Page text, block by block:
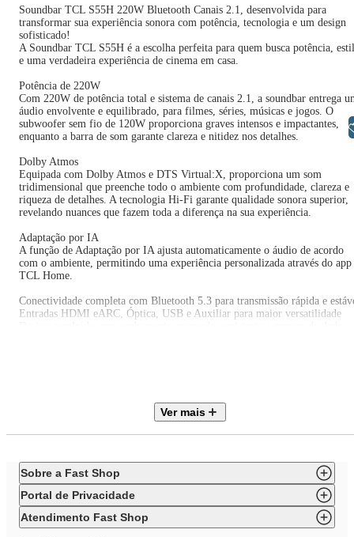
Soundbar TCL S55H 220W Bluetooth Canais 2.1, desenvolvida para
transformar sua experiência sonora com potência, tecnologia e um design
sofisticado!
A Soundbar TCL S55H é a escolha perfeita para quem busca potência,
e uma verdadeira experiência de cinema em casa.
Potência de 220W
Com 220W de potência total e sistema de canais 2.1, a soundbar entrega
áudio envolvente e equilibrado, para filmes, séries, músicas e jogos. O
subwoofer sem fio de 120W proporciona graves intensos e impactantes,
enquanto a barra de som garante clareza e nitidez nos detalhes.
Dolby Atmos
Equipada com Dolby Atmos e DTS Virtual:X, proporciona um som
tridimensional que preenche todo o ambiente com profundidade, clareza e
riqueza de detalhes. A tecnologia Hi-Fi garante qualidade sonora superior,
revelando nuances que fazem toda a diferença na sua experiência.
Adaptação por IA
A função de Adaptação por IA ajusta automaticamente o áudio de acordo
com o ambiente, permitindo uma experiência personalizada através do app
TCL Home.
Conectividade completa com Bluetooth 5.3 para transmissão rápida e
Entradas HDMI eARC, Óptica, USB e Auxiliar para maior versatilidade
Explore a linha completa de produtos TCL e leve para sua casa o melhor
tecnologia, inovação e qualidade em Som e Áudio!
Ver mais
Sobre a Fast Shop
Portal de Privacidade
Atendimento Fast Shop
Libras